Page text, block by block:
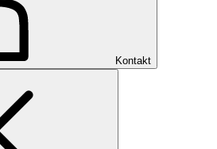
Kontakt